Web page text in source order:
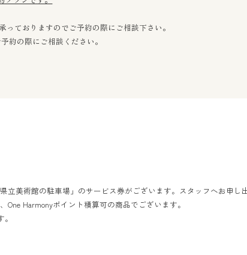
っておりますのでご予約の際にご相談下さい。
約の際にご相談ください。
美術館の駐車場」のサービス券がございます。スタッフへお申し
Harmonyポイント積算可の商品でございます。